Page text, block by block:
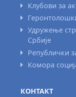
Клубови за
Удружење
Србије
Републички
Комора
КОНТАКТ